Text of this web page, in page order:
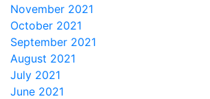
November 2021
October 2021
September 2021
August 2021
July 2021
June 2021